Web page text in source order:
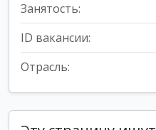
Занятость:
ID вакансии:
Отрасль: